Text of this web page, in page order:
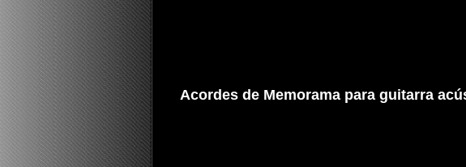
Acordes de Memorama para guitarra